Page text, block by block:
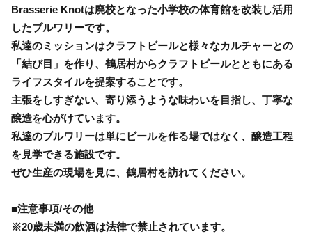
Brasserie Knotは廃校となった小学校の体育館を改装し活用
したブルワリーです。
私達のミッションはクラフトビールと様々なカルチャーとの
「結び目」を作り、鶴居村からクラフトビールとともにある
ライフスタイルを提案することです。
主張をしすぎない、寄り添うような味わいを目指し、丁寧な
醸造を心がけています。
私達のブルワリーは単にビールを作る場ではなく、醸造工程
を見学できる施設です。
ぜひ生産の現場を見に、鶴居村を訪れてください。
■注意事項/その他
※20歳未満の飲酒は法律で禁止されています。